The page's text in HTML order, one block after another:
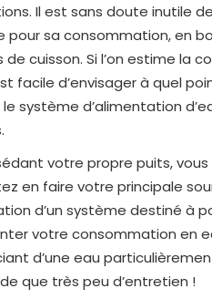
Il est sans doute inutile
pour sa consommation, en
de cuisson. Si l’on estime la
facile d’envisager à quel
le système d’alimentation
votre propre puits, vous
en faire votre principale
d’un système destiné à
votre consommation en
d’une eau
que très peu d’entretien !